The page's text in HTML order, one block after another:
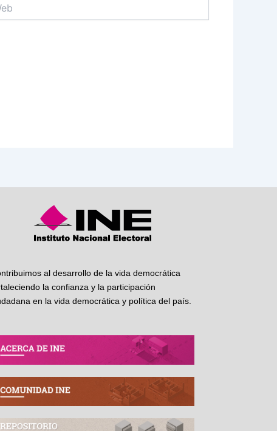
al desarrollo de la vida democrática
la confianza y la participación
en la vida democrática y política del país.